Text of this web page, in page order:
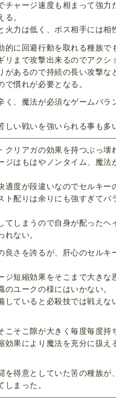
チャージ速度も相まって強
。
火力は低く、ボス相手には相
的に回避行動を取れる種族で
リまで攻撃出来るのでアクシ
があるので持続の長い攻撃
慣れが必要となる。
く、魔法が必須なゲームバ
しい戦いを強いられる事も多
クリアガの効果を持つぶっ壊
ジはもはやノンタイム、魔
適度が段違いなのでセルキー
ト配りは余りにも強すぎて
てしまうので自身が配った
ない。
良さを誇るが、肝心のセル
ジ短縮効果をそこまで大き
ユークの様にはいかない。
ていると必殺技では戦え
そこ隙が大きく毎度毎度
果により魔法を充分に扱
得意としていた筈の種族が
まった。